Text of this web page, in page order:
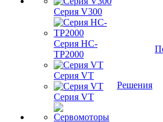
Серия V300
Серия HC-
TP2000
Серия VT
Серия VT
Решения